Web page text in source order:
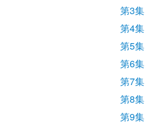
第3集
第4集
第5集
第6集
第7集
第8集
第9集